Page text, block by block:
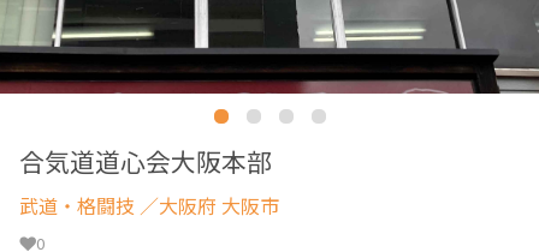
合気道道心会大阪本部
武道・格闘技 ／大阪府 大阪市
0